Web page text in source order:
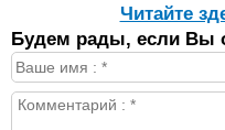
Читайте
Будем рады, если Вы